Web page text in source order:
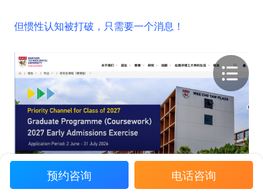
但惯性认知被打破，只需要一个消息！
预约咨询 电话咨询